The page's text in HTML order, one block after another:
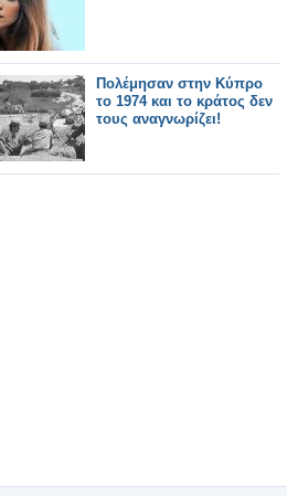
Πολέμησαν στην Κύπρο
το 1974 και το κράτος δεν
τους αναγνωρίζει!